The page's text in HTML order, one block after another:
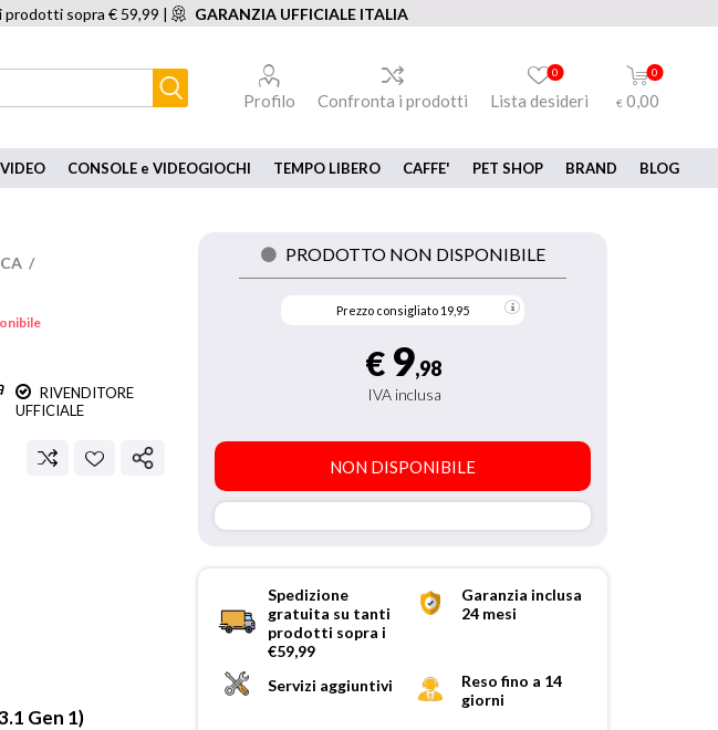
prodotti sopra € 59,99 | GARANZIA UFFICIALE ITALIA
Profilo Confronta i prodotti Lista desideri
0 0
€ 0,00
CONSOLE e VIDEOGIOCHI TEMPO LIBERO CAFFE' PET SHOP BRAND BLOG
/
RIVENDITORE
UFFICIALE
Gen 1)
PRODOTTO NON DISPONIBILE
Prezzo consigliato 19,95
€ 9,98
IVA inclusa
NON DISPONIBILE
Spedizione
gratuita su tanti
prodotti sopra i
€59,99
Garanzia inclusa
24 mesi
Servizi aggiuntivi
Reso fino a 14
giorni